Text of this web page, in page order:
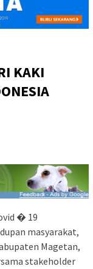
KAKI
� 19
masyarakat,
Magetan,
stakeholder